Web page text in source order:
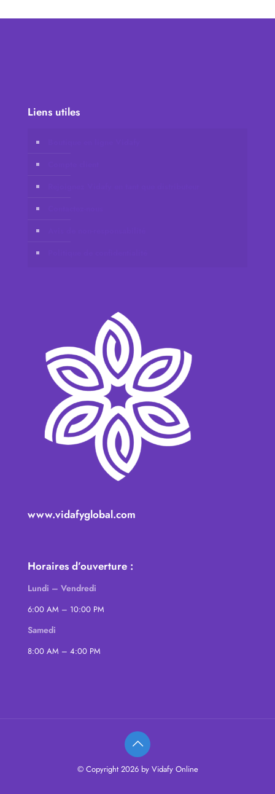
Liens utiles
www.vidafyglobal.com
Horaires d’ouverture :
Lundi – Vendredi
6:00 AM – 10:00 PM
Samedi
8:00 AM – 4:00 PM
© Copyright 2026 by Vidafy Online